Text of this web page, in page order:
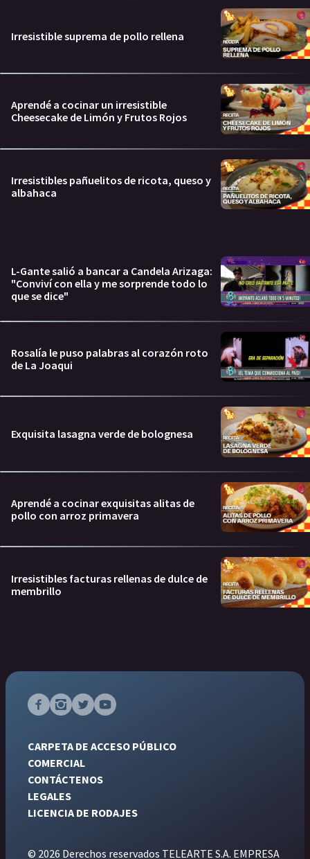
Irresistible suprema de pollo rellena
Aprendé a cocinar un irresistible
Cheesecake de Limón y Frutos Rojos
Irresistibles pañuelitos de ricota, queso y
albahaca
L-Gante salió a bancar a Candela Arizaga:
"Conviví con ella y me sorprende todo lo
que se dice"
Rosalía le puso palabras al corazón roto
de La Joaqui
Exquisita lasagna verde de bolognesa
Aprendé a cocinar exquisitas alitas de
pollo con arroz primavera
Irresistibles facturas rellenas de dulce de
membrillo
CARPETA DE ACCESO PÚBLICO
COMERCIAL
CONTÁCTENOS
LEGALES
LICENCIA DE RODAJES
© 2026 Derechos reservados TELEARTE S.A. EMPRESA